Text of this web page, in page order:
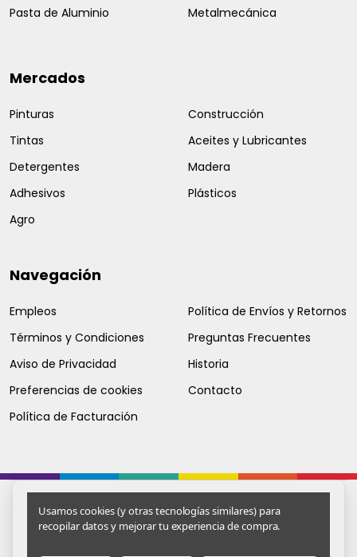
Pasta de Aluminio
Metalmecánica
Mercados
Pinturas
Tintas
Detergentes
Adhesivos
Agro
Construcción
Aceites y Lubricantes
Madera
Plásticos
Navegación
Empleos
Términos y Condiciones
Aviso de Privacidad
Preferencias de cookies
Política de Facturación
Política de Envíos y Retornos
Preguntas Frecuentes
Historia
Contacto
Usamos cookies (y otras tecnologías similares) para
recopilar datos y mejorar tu experiencia de compra.